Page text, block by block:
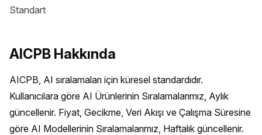
Standart
AICPB Hakkında
AICPB, AI sıralamaları için küresel standardıdır.
Kullanıcılara göre AI Ürünlerinin Sıralamalarımız, Aylık
güncellenir. Fiyat, Gecikme, Veri Akışı ve Çalışma Süresine
göre AI Modellerinin Sıralamalarımız, Haftalık güncellenir.